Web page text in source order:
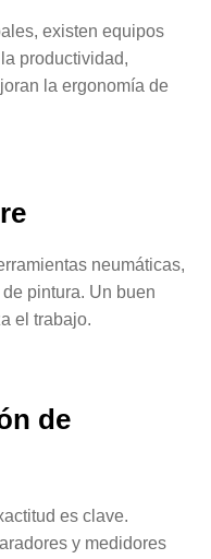
existen equipos
productividad,
la ergonomía de
neumáticas,
pintura. Un buen
el trabajo.
de
es clave.
y medidores